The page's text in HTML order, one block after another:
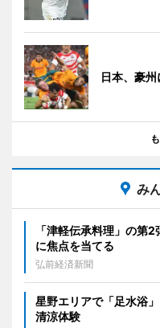
日本、豪
み
「津軽伝承料理」の
に焦点を当てる
弘前経済新聞
星野エリアで「足水浴
清涼体験